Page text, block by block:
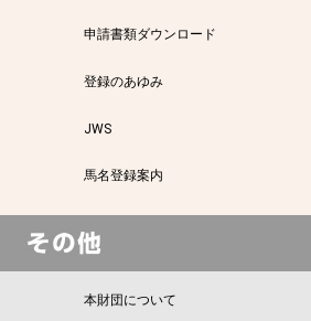
申請書類ダウンロード
登録のあゆみ
JWS
馬名登録案内
本財団について